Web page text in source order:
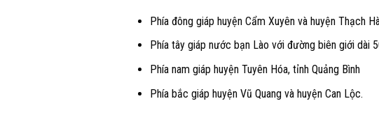
Phía đông giáp huyện Cẩm Xuyên và huyện Thạch
Phía tây giáp nước bạn Lào với đường biên giới dài
Phía nam giáp huyện Tuyên Hóa, tỉnh Quảng Bình
Phía bắc giáp huyện Vũ Quang và huyện Can Lộc.